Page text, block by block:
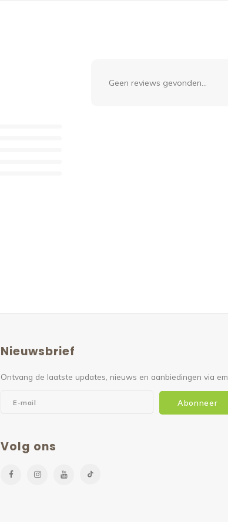
Geen reviews gevonden...
Nieuwsbrief
Ontvang de laatste updates, nieuws en aanbiedingen via
Abonneer
Volg ons